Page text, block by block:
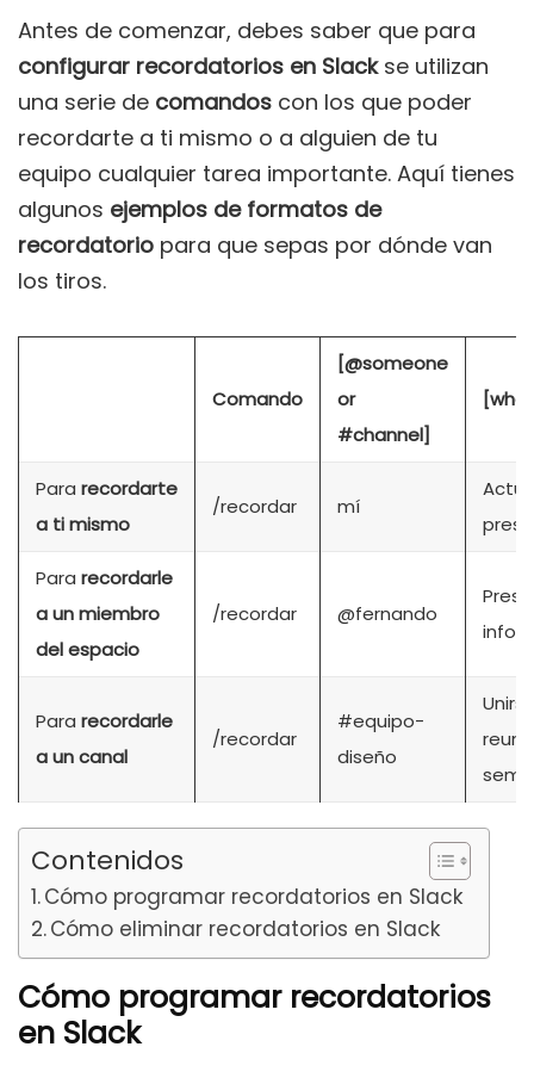
Antes de comenzar, debes saber que para
configurar recordatorios en Slackse utilizan
una serie de comandos con los que poder
recordarte a ti mismo o a alguien de tu
equipo cualquier tarea importante. Aquí tienes
algunos ejemplos de formatos de
recordatorio para que sepas por dónde van
los tiros.
Comando
[@someone
or
#channel]
Para recordarte
a ti mismo
/recordar mí
Para recordarle
a un miembro
del espacio
/recordar @fernando
Para recordarle
a un canal
/recordar
#equipo-
diseño
Contenidos
Cómo programar recordatorios en Slack
Cómo eliminar recordatorios en Slack
Cómo programar recordatorios
en Slack